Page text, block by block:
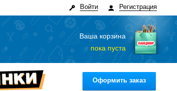
Регистрация
Войти
Ваша корзина
пока пуста
Оформить заказ